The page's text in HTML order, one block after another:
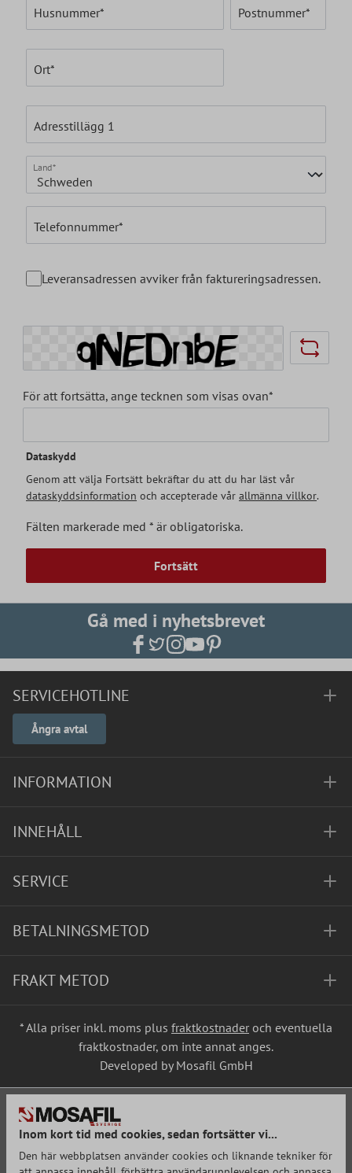
Husnummer* Postnummer*
Ort*
Adresstillägg 1
Land*
Telefonnummer*
Leveransadressen avviker från faktureringsadressen.
För att fortsätta, ange tecknen som visas ovan*
Dataskydd
Genom att välja Fortsätt bekräftar du att du har läst vår
dataskyddsinformation och accepterade vår allmänna villkor.
Fälten markerade med * är obligatoriska.
Fortsätt
Gå med i nyhetsbrevet
SERVICEHOTLINE
Ångra avtal
INFORMATION
INNEHÅLL
SERVICE
BETALNINGSMETOD
FRAKT METOD
* Alla priser inkl. moms plus fraktkostnader och eventuella
fraktkostnader, om inte annat anges.
Developed by Mosafil GmbH
Inom kort tid med cookies, sedan fortsätter vi...
Den här webbplatsen använder cookies och liknande tekniker för